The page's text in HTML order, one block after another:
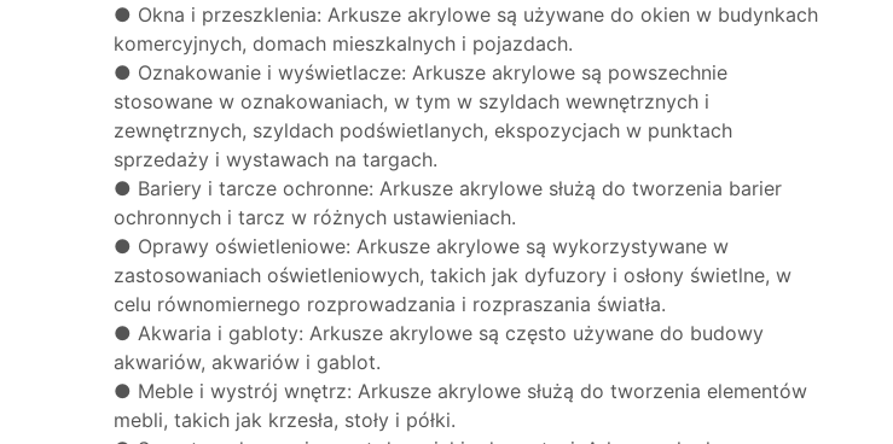
● Okna i przeszklenia: Arkusze akrylowe są używane do okien w budynkach
komercyjnych, domach mieszkalnych i pojazdach.
● Oznakowanie i wyświetlacze: Arkusze akrylowe są powszechnie
stosowane w oznakowaniach, w tym w szyldach wewnętrznych i
zewnętrznych, szyldach podświetlanych, ekspozycjach w punktach
sprzedaży i wystawach na targach.
● Bariery i tarcze ochronne: Arkusze akrylowe służą do tworzenia barier
ochronnych i tarcz w różnych ustawieniach.
● Oprawy oświetleniowe: Arkusze akrylowe są wykorzystywane w
zastosowaniach oświetleniowych, takich jak dyfuzory i osłony świetlne, w
celu równomiernego rozprowadzania i rozpraszania światła.
● Akwaria i gabloty: Arkusze akrylowe są często używane do budowy
akwariów, akwariów i gablot.
● Meble i wystrój wnętrz: Arkusze akrylowe służą do tworzenia elementów
mebli, takich jak krzesła, stoły i półki.